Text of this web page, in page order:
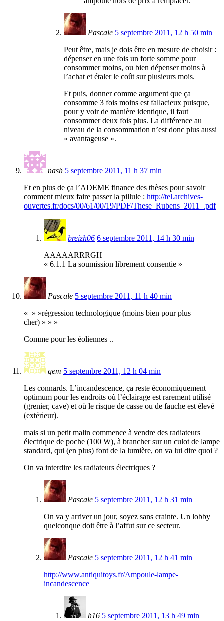
Pascale 5 septembre 2011, 12 h 50 min
Peut être, mais je dois être en mesure de choisir :
dépenser en une fois un forte somme pour
consommer moins, ou bien dépenser moins à
l’achat et étaler le coût sur plusieurs mois.
Et puis, donner comme argument que ça
consomme 3 fois moins est fallacieux puisque,
pour y voir de manière identique, il faut
consommer deux fois plus. La différence au
niveau de la consommation n’est donc plus aussi
« avantageuse ».
nash 5 septembre 2011, 11 h 37 min
Et en plus de ça l’ADEME finance des thèses pour savoir
comment mieux faire passer la pillule : http://tel.archives-
ouvertes.fr/docs/00/61/00/19/PDF/These_Rubens_2011_.pdf
breizh06 6 septembre 2011, 14 h 30 min
AAAAARRRGH
« 6.1.1 La soumission librement consentie »
Pascale 5 septembre 2011, 11 h 40 min
« » »régression technologique (moins bien pour plus
cher) » » »
Comme pour les éoliennes ..
gem 5 septembre 2011, 12 h 04 min
Les connards. L’incandescence, ça reste économiquement
optimum pour les endroits où l’éclairage est rarement utilisé
(grenier, cave) et où le risque de casse ou de fauche est élevé
(extérieur).
mais si un petit malin commence à vendre des radiateurs
électrique de poche (100 W), à brancher sur un culot de lampe
standard, qui (en plus) font de la lumière, on va lui dire quoi ?
On va interdire les radiateurs électriques ?
Pascale 5 septembre 2011, 12 h 31 min
On va y arriver un jour, soyez sans crainte. Un lobby
quelconque doit être à l’affut sur ce secteur.
Pascale 5 septembre 2011, 12 h 41 min
http://www.antiquitoys.fr/Ampoule-lampe-
incandescence
h16 5 septembre 2011, 13 h 49 min